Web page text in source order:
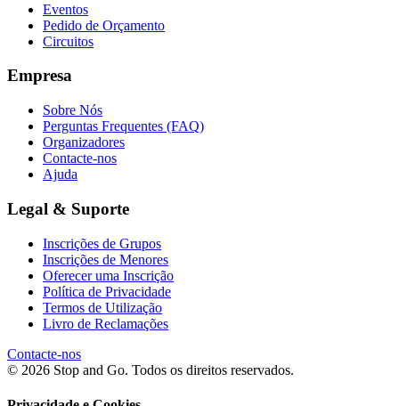
Eventos
Pedido de Orçamento
Circuitos
Empresa
Sobre Nós
Perguntas Frequentes (FAQ)
Organizadores
Contacte-nos
Ajuda
Legal & Suporte
Inscrições de Grupos
Inscrições de Menores
Oferecer uma Inscrição
Política de Privacidade
Termos de Utilização
Livro de Reclamações
Contacte-nos
© 2026 Stop and Go. Todos os direitos reservados.